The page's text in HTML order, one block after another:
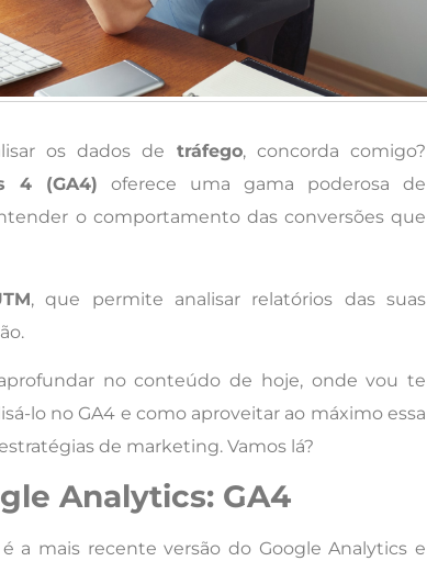
os dados de tráfego, concorda comigo?
4 (GA4) oferece uma gama poderosa de
o comportamento das conversões que
, que permite analisar relatórios das suas
no conteúdo de hoje, onde vou te
lo no GA4 e como aproveitar ao máximo essa
de marketing. Vamos lá?
Analytics: GA4
a mais recente versão do Google Analytics e